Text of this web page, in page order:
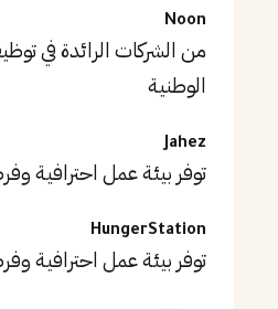
Noon
من الشركات الرائدة في
الوطنية
Jahez
توفر بيئة عمل احترافية
HungerStation
توفر بيئة عمل احترافية